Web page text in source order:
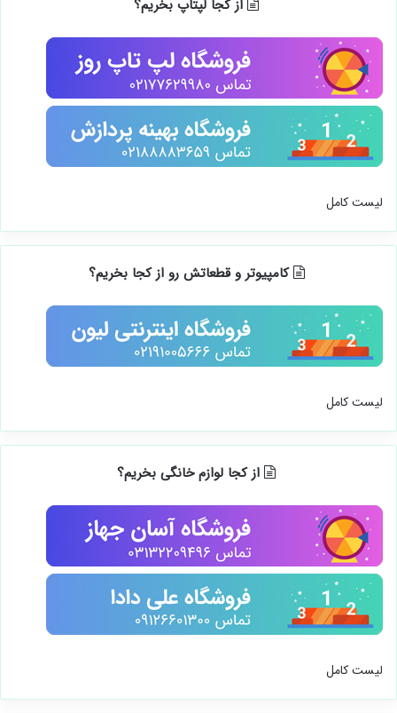
از کجا لپتاپ بخریم؟
لیست کامل
کامپیوتر و قطعاتش رو از کجا بخریم؟
لیست کامل
از کجا لوازم خانگی بخریم؟
لیست کامل